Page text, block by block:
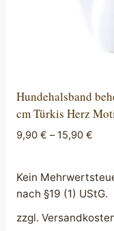
Hundehalsband
cm Türkis Herz
9,90 € –15,90 €
Kein
nach §19 (1) UStG.
zzgl.